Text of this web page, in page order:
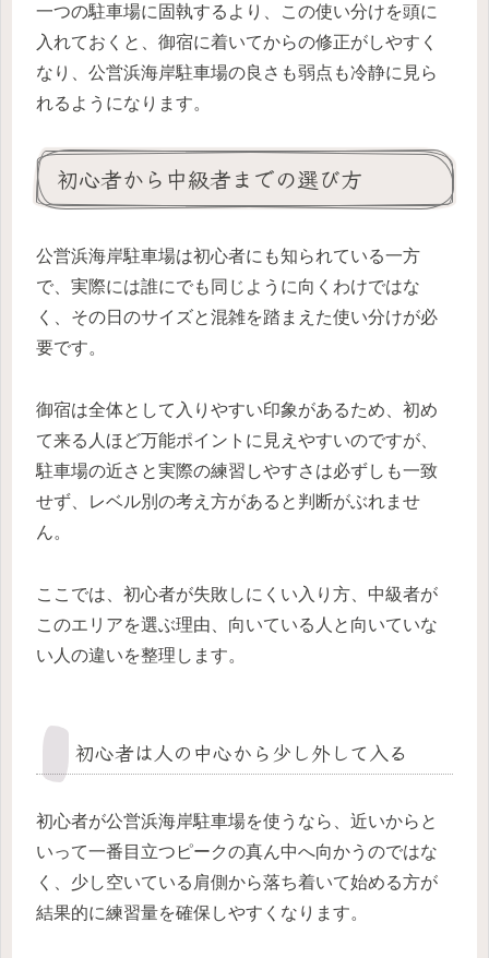
一つの駐車場に固執するより、この使い分けを頭に
入れておくと、御宿に着いてからの修正がしやすく
なり、公営浜海岸駐車場の良さも弱点も冷静に見ら
れるようになります。
初心者から中級者までの選び方
公営浜海岸駐車場は初心者にも知られている一方
で、実際には誰にでも同じように向くわけではな
く、その日のサイズと混雑を踏まえた使い分けが必
要です。
御宿は全体として入りやすい印象があるため、初め
て来る人ほど万能ポイントに見えやすいのですが、
駐車場の近さと実際の練習しやすさは必ずしも一致
せず、レベル別の考え方があると判断がぶれませ
ん。
ここでは、初心者が失敗しにくい入り方、中級者が
このエリアを選ぶ理由、向いている人と向いていな
い人の違いを整理します。
初心者は人の中心から少し外して入る
初心者が公営浜海岸駐車場を使うなら、近いからと
いって一番目立つピークの真ん中へ向かうのではな
く、少し空いている肩側から落ち着いて始める方が
結果的に練習量を確保しやすくなります。